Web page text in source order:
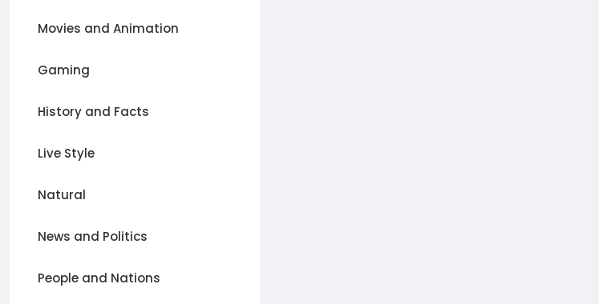
Movies and Animation
Gaming
History and Facts
Live Style
Natural
News and Politics
People and Nations